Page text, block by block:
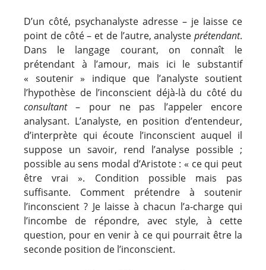
D’un côté, psychanalyste adresse – je laisse ce
point de côté – et de l’autre, analyste prétendant.
Dans le langage courant, on connaît le
prétendant à l’amour, mais ici le substantif
« soutenir » indique que l’analyste soutient
l’hypothèse de l’inconscient déjà-là du côté du
consultant– pour ne pas l’appeler encore
analysant. L’analyste, en position d’entendeur,
d’interprète qui écoute l’inconscient auquel il
suppose un savoir, rend l’analyse possible ;
possible au sens modal d’Aristote : « ce qui peut
être vrai ». Condition possible mais pas
suffisante. Comment prétendre à soutenir
l’inconscient ? Je laisse à chacun l’a-charge qui
l’incombe de répondre, avec style, à cette
question, pour en venir à ce qui pourrait être la
seconde position de l’inconscient.